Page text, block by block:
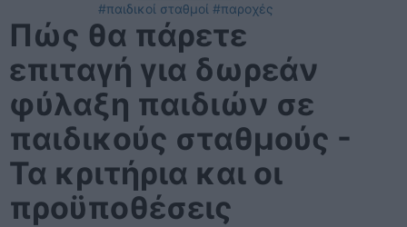
#παιδικοί σταθμοί #παροχές
Πώς θα πάρετε
επιταγή για δωρεάν
φύλαξη παιδιών σε
παιδικούς σταθμούς -
Τα κριτήρια και οι
προϋποθέσεις